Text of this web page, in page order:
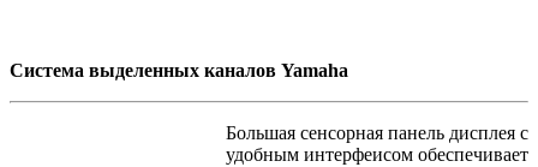
Система выделенных каналов Yamaha
Большая сенсорная панель дисплея с
удобным интерфеисом обеспечивает